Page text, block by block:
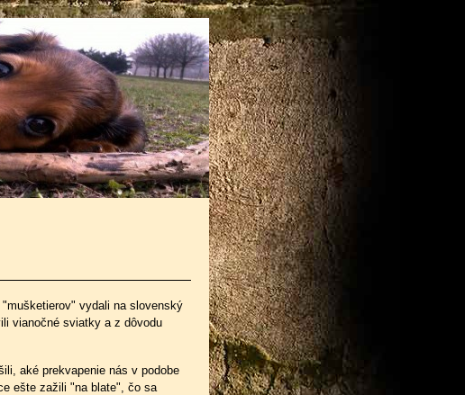
vydali na slovenský
vianočné sviatky a z dôvodu
aké prekvapenie nás v podobe
ešte zažili "na blate", čo sa